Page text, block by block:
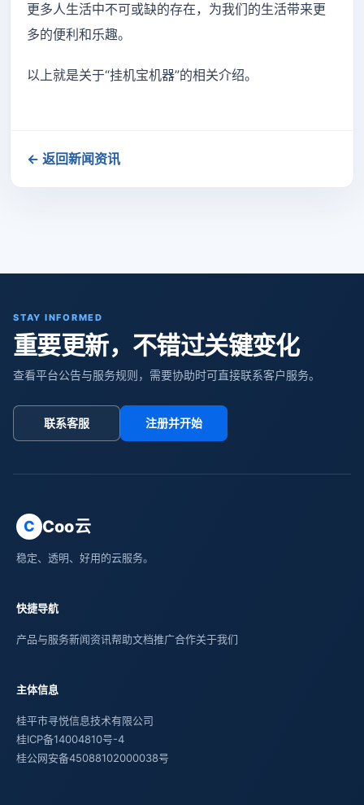
更多人生活中不可或缺的存在，为我们的生活带来更
多的便利和乐趣。
以上就是关于“挂机宝机器”的相关介绍。
← 返回新闻资讯
STAY INFORMED
重要更新，不错过关键变化
查看平台公告与服务规则，需要协助时可直接联系客户服务。
联系客服 注册并开始
C Coo云
稳定、透明、好用的云服务。
快捷导航
产品与服务新闻资讯帮助文档推广合作关于我们
主体信息
桂平市寻悦信息技术有限公司
桂ICP备14004810号-4
桂公网安备45088102000038号